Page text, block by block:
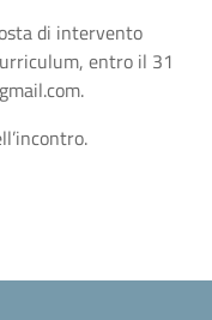
di intervento
entro il 31